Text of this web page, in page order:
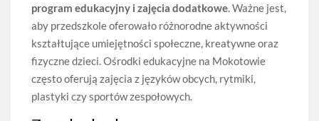
program edukacyjny i zajęcia dodatkowe. Ważne jest,
aby przedszkole oferowało różnorodne aktywności
kształtujące umiejętności społeczne, kreatywne oraz
fizyczne dzieci. Ośrodki edukacyjne na Mokotowie
często oferują zajęcia z języków obcych, rytmiki,
plastyki czy sportów zespołowych.